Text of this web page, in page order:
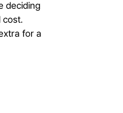
deciding
cost.
for a